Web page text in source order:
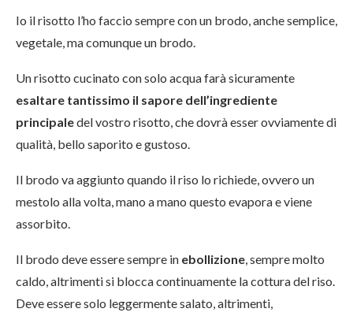
Io il risotto l’ho faccio sempre con un brodo, anche semplice,
vegetale, ma comunque un brodo.
Un risotto cucinato con solo acqua farà sicuramente
esaltare tantissimo il sapore dell’ingrediente
principaledel vostro risotto, che dovrà esser ovviamente di
qualità, bello saporito e gustoso.
Il brodo va aggiunto quando il riso lo richiede, ovvero un
mestolo alla volta, mano a mano questo evapora e viene
assorbito.
Il brodo deve essere sempre in ebollizione , sempre molto
caldo, altrimenti si blocca continuamente la cottura del riso.
Deve essere solo leggermente salato, altrimenti,